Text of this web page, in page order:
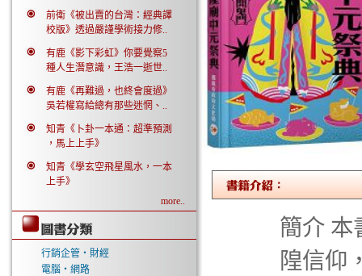
前衛《被出賣的台灣：經典譯
校版》透過嚴謹學術接力修..
有鹿《影下彩虹》你要覺察5
種人生潛意識，王浩一逝世..
有鹿《再難過，也終會度過》
吳若權寫給總有那些迷惘、..
知青《卜卦一本通：超準預測
，馬上上手》
知青《學玄空飛星風水，一本
上手》
more..
行銷企管‧財經
電腦‧網路
簡介 本
隍信仰